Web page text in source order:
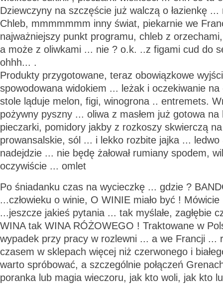
Dziewczyny na szczęście już walczą o łazienkę
Chleb, mmmmmmm inny świat, piekarnie we
najważniejszy punkt programu, chleb z
a może z oliwkami ... nie ? o.k. ..z figami cud do
ohhh... .
Produkty przygotowane, teraz obowiązkowe
spowodowana widokiem ... leżak i oczekiwanie
stole ląduje melon, figi, winogrona .. entremets.
pożywny pyszny ... oliwa z masłem już gotowa
pieczarki, pomidory jakby z rozkoszy skwierczą
prowansalskie, sól ... i lekko rozbite jajka ...
nadejdzie ... nie będę żałował rumiany spodem,
oczywiście ... omlet
Po śniadanku czas na wycieczkę ... gdzie ?
...człowieku o winie, O WINIE miało być !
...jeszcze jakieś pytania ... tak myślałe, zagłębie
WINA tak WINA RÓŻOWEGO ! Traktowane w
wypadek przy pracy w rozlewni ... a we Francji ...
czasem w sklepach więcej niż czerwonego i
warto spróbować, a szczególnie połączeń
poranka lub magia wieczoru, jak kto woli, jak kto